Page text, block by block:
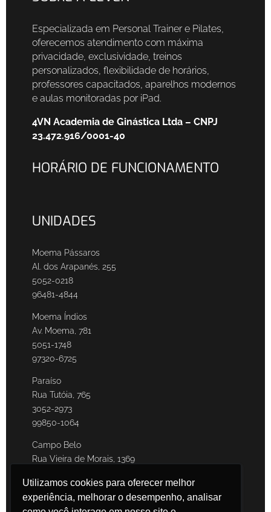
Utilizamos cookies para oferecer melhor
experiência, melhorar o desempenho, analisar
Especializada em Personal Trainer e Pilates,
oferecemos atendimento com máxima
privacidade, exclusividade, treinos
personalizados, flexibilidade de horários,
professores capacitados, aparelhos modernos
e aulas monitoradas por iPad.
4VN Academia de Ginástica Ltda – CNPJ
23.472.916/0001-40
HORÁRIO DE FUNCIONAMENTO
UNIDADES
Moema Pássaros
Al. dos Arapanés, 255
5052-0218
96481-4844
Moema Índios
Av. Moema, 781
5051-1748
97320-6725
Paraíso
Rua Tutóia, 765
3052-2973
99850-1064
Campo Belo
Rua Vieira de Morais, 1369
95778-5719